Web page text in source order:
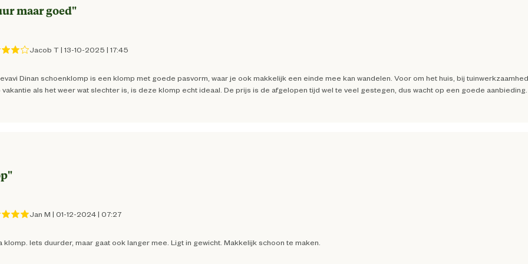
Deze zorgt voor een uitstekende
en de oliebestendige PU loopzool biedt
en comfort gaan hand in hand
Gevavi Dinan schoenklompen
zelf!
Gezondheidszorg
maar goed"
Jacob T| 13-10-2025 | 17:45
Dinan schoenklomp is een klomp met goede pasvorm, waar je ook makkelijk een einde mee kan wandelen. Voor om het huis, bij
vakantie als het weer wat slechter is, is deze klomp echt ideaal. De prijs is de afgelopen tijd wel te veel gestegen, dus wacht op een goede aanbieding.
"
Jan M | 01-12-2024| 07:27
klomp. Iets duurder, maar gaat ook langer mee. Ligt in gewicht. Makkelijk schoon te maken.